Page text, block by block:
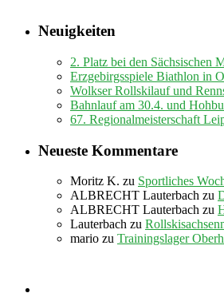
Neuigkeiten
2. Platz bei den Sächsischen
Erzgebirgsspiele Biathlon in
Wolkser Rollskilauf und
Bahnlauf am 30.4. und
67. Regionalmeisterschaft
Neueste Kommentare
Moritz K. zu Sportliches
ALBRECHT Lauterbach zu
ALBRECHT Lauterbach zu
Lauterbach zu
mario zu Trainingslager